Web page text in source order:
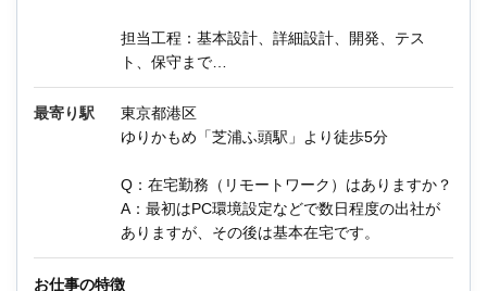
担当工程：基本設計、詳細設計、開発、テス
ト、保守まで
作業環境：React、TypeScript、Node.js、Git、
Jira 他
・各種ドキュメント作成、修正
・不具合や障害時の修正、問題の特定、改善
・UI/UXの向上
※基本テレワーク（入社後、PC環境設定などで
最寄り駅
東京都港区
ゆりかもめ「芝浦ふ頭駅」より徒歩5分
Q：在宅勤務（リモートワーク）はありますか？
A：最初はPC環境設定などで数日程度の出社が
ありますが、その後は基本在宅です。
お仕事の特徴